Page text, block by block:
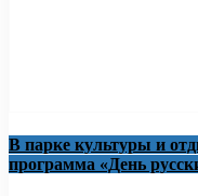
В парке культуры и
программа «День